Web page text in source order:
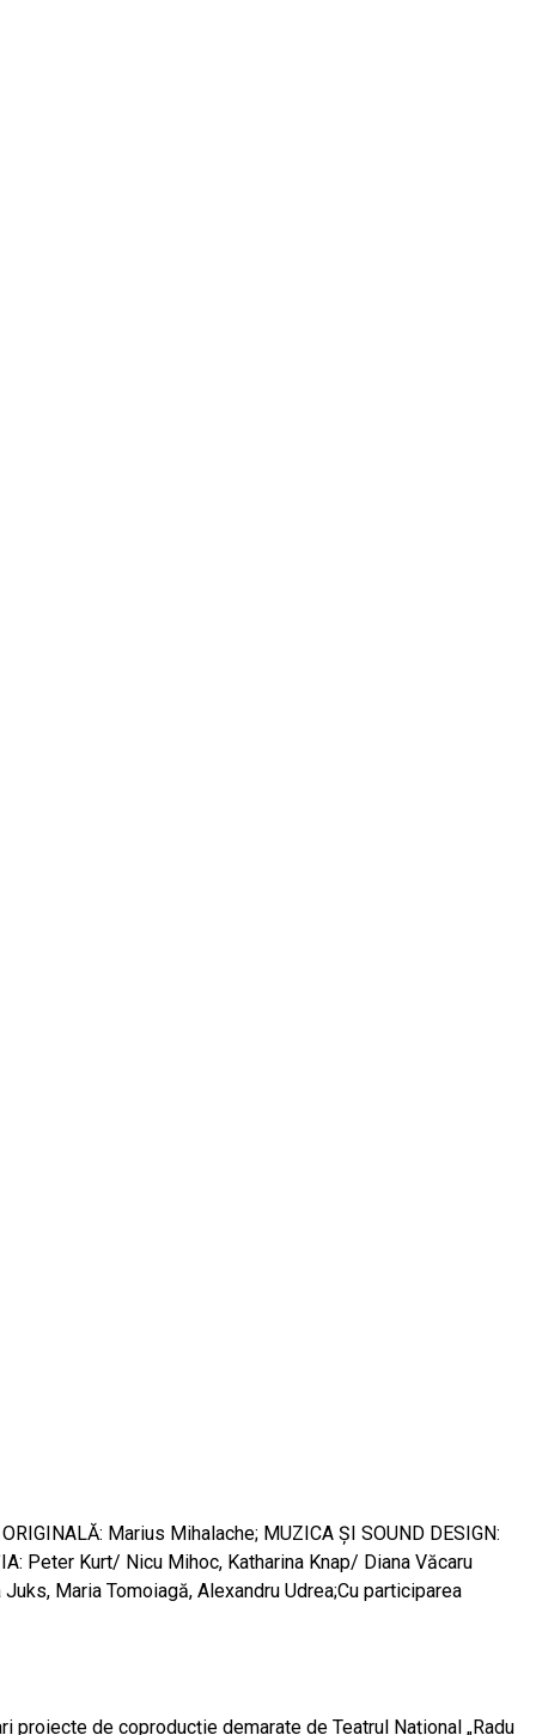
Marius Mihalache; MUZICA ȘI SOUND DESIGN:
Peter Kurt/ Nicu Mihoc, Katharina Knap/ Diana Văcaru
Maria Tomoiagă, Alexandru Udrea;Cu participarea
proiecte de coproducție demarate de Teatrul Național „Radu